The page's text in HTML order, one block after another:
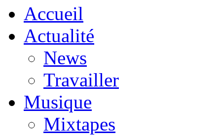
Accueil
Actualité
News
Travailler
Musique
Mixtapes